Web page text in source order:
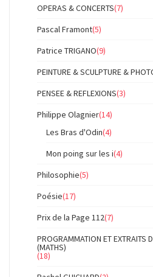
OPERAS & CONCERTS(7)
Pascal Framont(5)
Patrice TRIGANO(9)
PEINTURE & SCULPTURE &
PENSEE & REFLEXIONS(3)
Philippe Olagnier(14)
Les Bras d'Odin(4)
Mon poing sur les i(4)
Philosophie(5)
Poésie(17)
Prix de la Page 112(7)
PROGRAMMATION ET EXTRAITS
(MATHS)
(18)